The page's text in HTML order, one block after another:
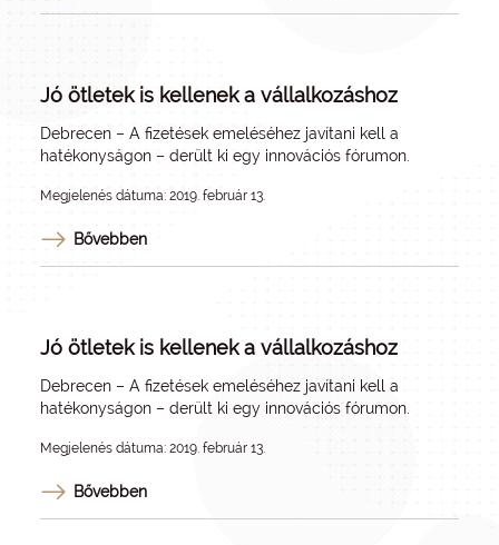
Jó ötletek is kellenek a vállalkozáshoz
Debrecen – A fizetések emeléséhez javítani kell a
hatékonyságon – derült ki egy innovációs fórumon.
Megjelenés dátuma: 2019. február 13.
Bővebben
Jó ötletek is kellenek a vállalkozáshoz
Debrecen – A fizetések emeléséhez javítani kell a
hatékonyságon – derült ki egy innovációs fórumon.
Megjelenés dátuma: 2019. február 13.
Bővebben